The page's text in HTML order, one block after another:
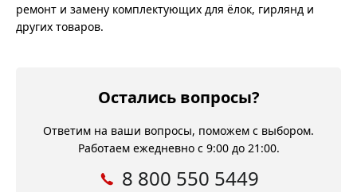
ремонт и замену комплектующих для ёлок, гирлянд и
других товаров.
Остались вопросы?
Ответим на ваши вопросы, поможем с выбором.
Работаем ежедневно с 9:00 до 21:00.
8 800 550 5449